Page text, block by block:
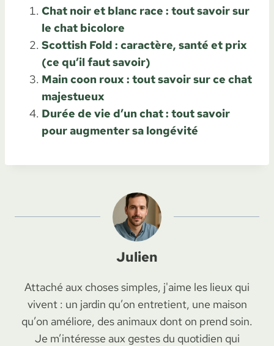
Chat noir et blanc race : tout savoir sur
le chat bicolore
Scottish Fold : caractère, santé et prix
(ce qu’il faut savoir)
Main coon roux : tout savoir sur ce chat
majestueux
Durée de vie d’un chat : tout savoir
pour augmenter sa longévité
Julien
Attaché aux choses simples, j'aime les lieux qui
vivent : un jardin qu’on entretient, une maison
qu’on améliore, des animaux dont on prend soin.
Je m’intéresse aux gestes du quotidien qui